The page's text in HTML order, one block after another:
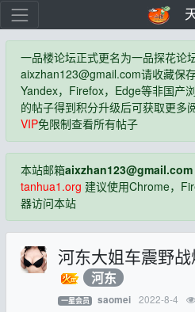
一品楼论坛正式更名为一品探花论
aixzhan123@gmail.com请收藏保
Yandex，Firefox，Edge等非国产
的帖子得到积分升级后可获取更多
VIP免限制查看所有帖子
本站邮箱aixzhan123@gmail.com
tanhua1.org 建议使用Chrome，
器访问本站
河东大姐车震野
河东
一星会员 saomei 2022-8-4